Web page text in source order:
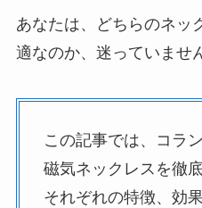
あなたは、どちらのネッ
適なのか、迷っていませ
この記事では、コラ
磁気ネックレスを徹底
それぞれの特徴、効